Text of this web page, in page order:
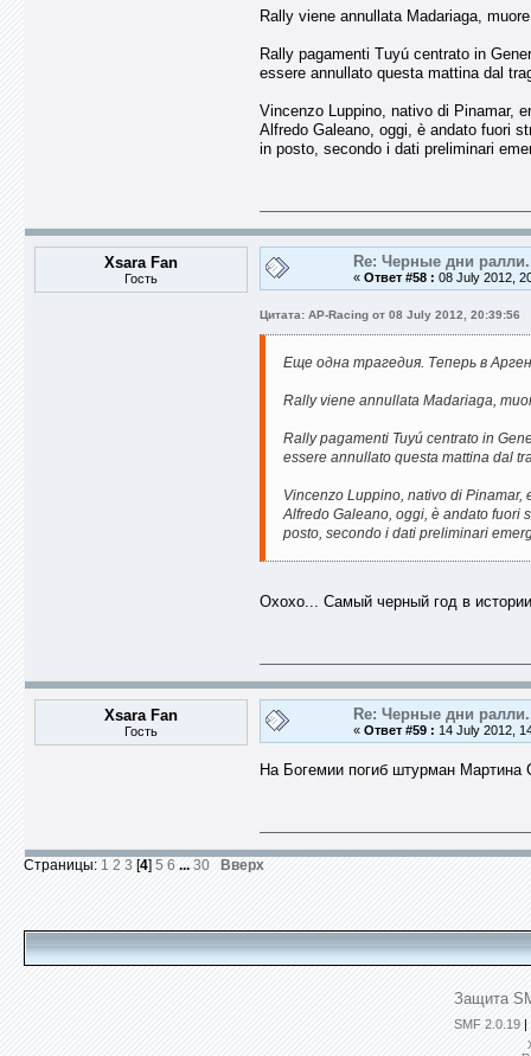
Rally viene annullata Madariaga,
Rally pagamenti Tuyú centrato in
essere annullato questa mattina dal
Vincenzo Luppino, nativo di Pinamar,
Alfredo Galeano, oggi, è andato fuori
in posto, secondo i dati preliminari
Xsara Fan
Гость
Re: Черные дни
« Ответ #58 : 08 July 2012,
Цитата: AP-Racing от 08 July 2012, 20:39:56
Еще одна трагедия. Теперь в
Rally viene annullata Madariaga,
Rally pagamenti Tuyú centrato in
essere annullato questa mattina dal
Vincenzo Luppino, nativo di
Alfredo Galeano, oggi, è andato fuori
posto, secondo i dati preliminari
Охохо... Самый черный год в
Xsara Fan
Гость
Re: Черные дни
« Ответ #59 : 14 July 2012,
На Богемии погиб штурман
Страницы: 1 2 3 [4] 5 6 ... 30 Вверх
Защита
SMF 2.0.19 |